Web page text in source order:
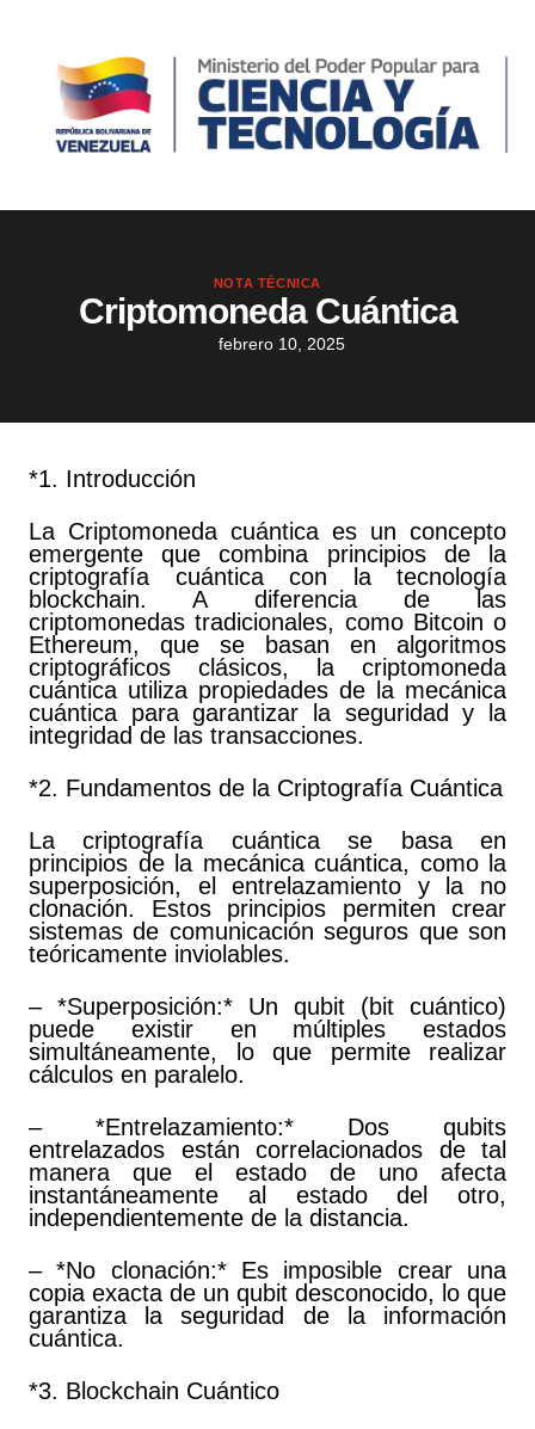
NOTA TÉCNICA
Criptomoneda Cuántica
febrero 10, 2025
*1. Introducción
La Criptomoneda cuántica es un concepto
emergente que combina principios de la
criptografía cuántica con la tecnología
blockchain. A diferencia de las
criptomonedas tradicionales, como Bitcoin o
Ethereum, que se basan en algoritmos
criptográficos clásicos, la criptomoneda
cuántica utiliza propiedades de la mecánica
cuántica para garantizar la seguridad y la
integridad de las transacciones.
*2. Fundamentos de la Criptografía Cuántica
La criptografía cuántica se basa en
principios de la mecánica cuántica, como la
superposición, el entrelazamiento y la no
clonación. Estos principios permiten crear
sistemas de comunicación seguros que son
teóricamente inviolables.
– *Superposición:* Un qubit (bit cuántico)
puede existir en múltiples estados
simultáneamente, lo que permite realizar
cálculos en paralelo.
– *Entrelazamiento:* Dos qubits
entrelazados están correlacionados de tal
manera que el estado de uno afecta
instantáneamente al estado del otro,
independientemente de la distancia.
– *No clonación:* Es imposible crear una
copia exacta de un qubit desconocido, lo que
garantiza la seguridad de la información
cuántica.
*3. Blockchain Cuántico